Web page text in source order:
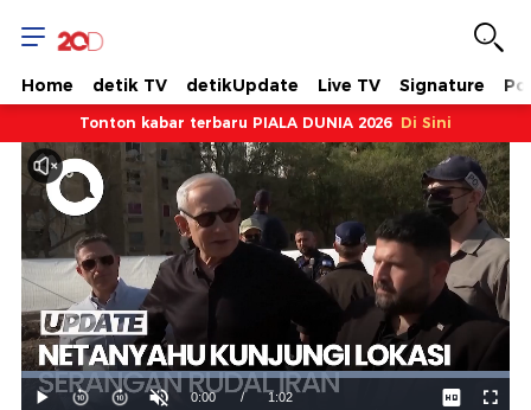
Home detik TV detikUpdate Live TV Signature
Tonton kabar terbaru PIALA DUNIA 2026 Di Sini
Mainkan
SuaraWaktu
0:00 / Durasi
1:02
Dimuat:
100.00%